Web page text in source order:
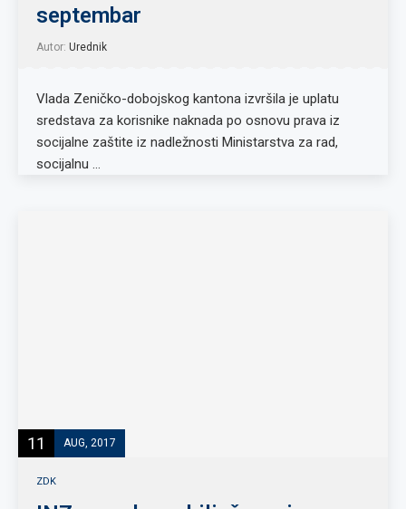
septembar
Autor: Urednik
Vlada Zeničko-dobojskog kantona izvršila je uplatu
sredstava za korisnike naknada po osnovu prava iz
socijalne zaštite iz nadležnosti Ministarstva za rad,
socijalnu …
11 AUG, 2017
ZDK